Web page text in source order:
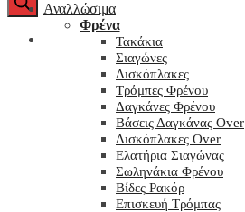
O λογαριασμός μου
Αναλλώσιμα
Φρένα
Τακάκια
Σιαγώνες
Δισκόπλακες
Τρόμπες Φρένου
Δαγκάνες Φρένου
Βάσεις Δαγκάνας Over
Δισκόπλακες Over
Ελατήρια Σιαγώνας
Σωληνάκια Φρένου
Βίδες Ρακόρ
Επισκευή Τρόμπας